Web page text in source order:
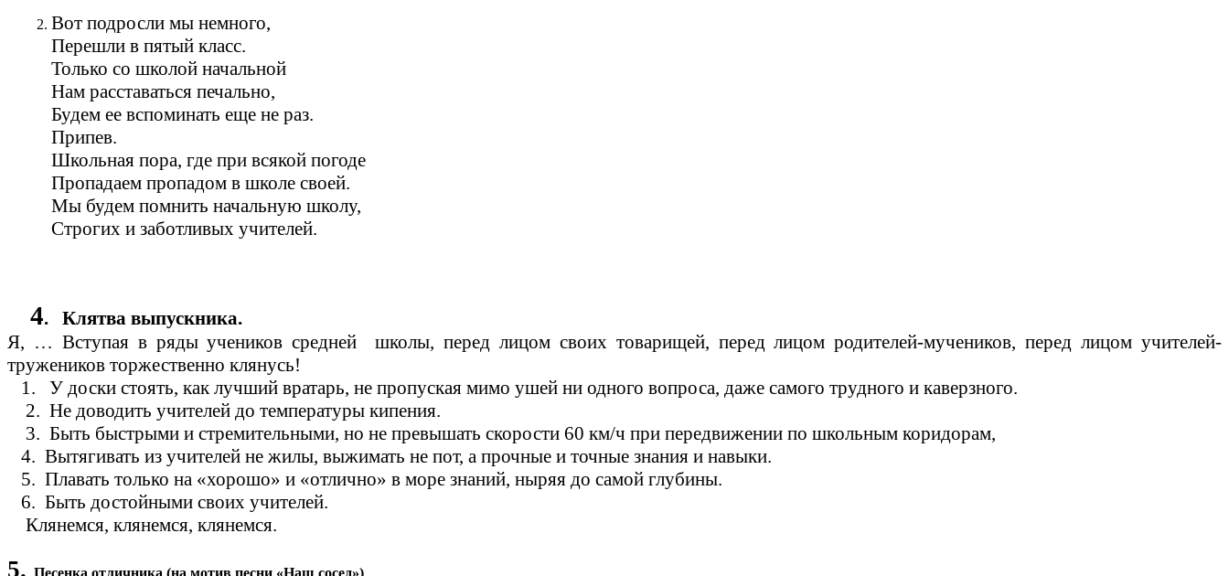
Вот подросли мы немного,
Перешли в пятый класс.
Только со школой начальной
Нам расставаться печально,
Будем ее вспоминать еще не раз.
Припев.
Школьная пора, где при всякой погоде
Пропадаем пропадом в школе своей.
Мы будем помнить начальную школу,
Строгих и заботливых учителей.
4. Клятва выпускника.
Я, … Вступая в ряды учеников средней школы, перед лицом своих товарищей, перед лицом родителей-мучеников, перед лицом учителей-
тружеников торжественно клянусь!
1. У доски стоять, как лучший вратарь, не пропуская мимо ушей ни одного вопроса, даже самого трудного и каверзного.
2. Не доводить учителей до температуры кипения.
3. Быть быстрыми и стремительными, но не превышать скорости 60 км/ч при передвижении по школьным коридорам,
4. Вытягивать из учителей не жилы, выжимать не пот, а прочные и точные знания и навыки.
5. Плавать только на «хорошо» и «отлично» в море знаний, ныряя до самой глубины.
6. Быть достойными своих учителей.
Клянемся, клянемся, клянемся.
5. Песенка отличника (на мотив песни «Наш сосед»)